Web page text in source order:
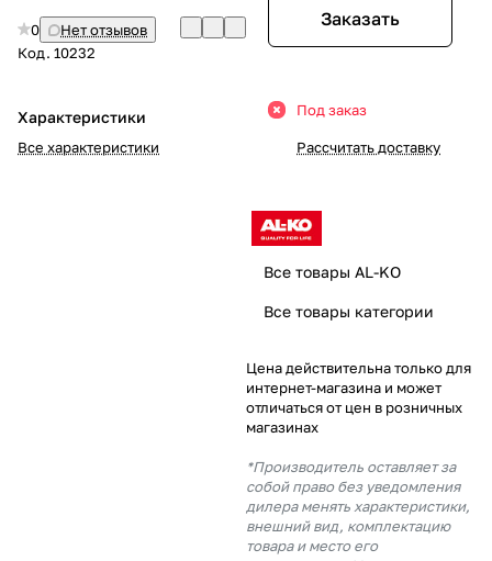
0
Нет отзывов
Код. 10232
Характеристики
Все характеристики
Заказать
Под заказ
Рассчитать доставку
Все товары AL-KO
Все товары категории
Цена действительна только для
интернет-магазина и может
отличаться от цен в розничных
магазинах
*Производитель оставляет за
собой право без уведомления
дилера менять характеристики,
внешний вид, комплектацию
товара и место его
в корзину
% картой любого банка
% будут
с вашей карты